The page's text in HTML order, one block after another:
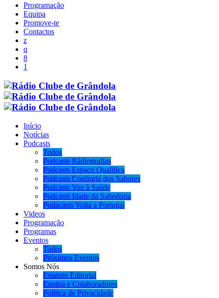
Programação
Equipa
Promove-te
Contactos
Início
Notícias
Podcasts
Todos
Podcasts Rádiografias
Podcasts Espaço Qualifica
Podcasts Confraria dos Sabores
Podcasts Voz à Saúde
Podcasts Idade da Sabedoria
Podacasts Volta a Portugal
Videos
Programação
Programas
Eventos
Todos
Próximos Eventos
Somos Nós
Estatuto Editorial
Equipa e Colaboradores
Política de Privacidade